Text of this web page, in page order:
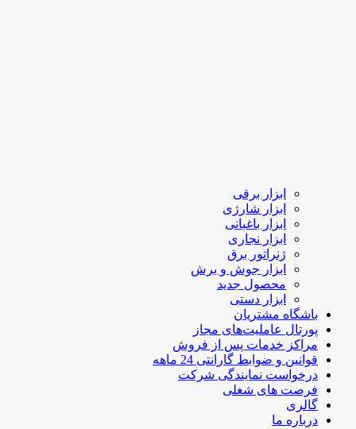
ابزار برقی
ابزار شارژی
ابزار باغبانی
ابزار نجاری
ژنراتور برق
ابزار جوش و برش
محصول جدید
ابزار دستی
باشگاه مشتریان
پورتال عاملیت‌های مجاز
مراکز خدمات پس از فروش
قوانین و ضوابط گارانتی 24 ماهه
درخواست نمایندگی شرکت
فرصت های شغلی
گالری
درباره ما